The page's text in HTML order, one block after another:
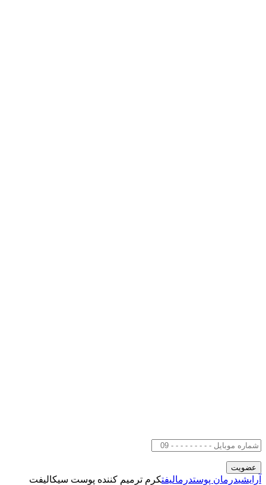
آرایشیدرمان پوستدرمالیفتکرم ترمیم کننده پوست سیکالیفت